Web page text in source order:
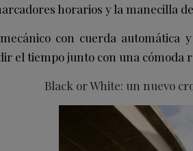
horarios y la manecilla
con cuerda automática
el tiempo junto con una cómoda
Black or White: un nuevo